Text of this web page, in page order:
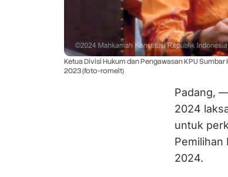
Ketua Divisi Hukum dan Pengawasan KPU
2023 (foto-romelt)
Padang,
2024
untuk
Pemilihan
2024.